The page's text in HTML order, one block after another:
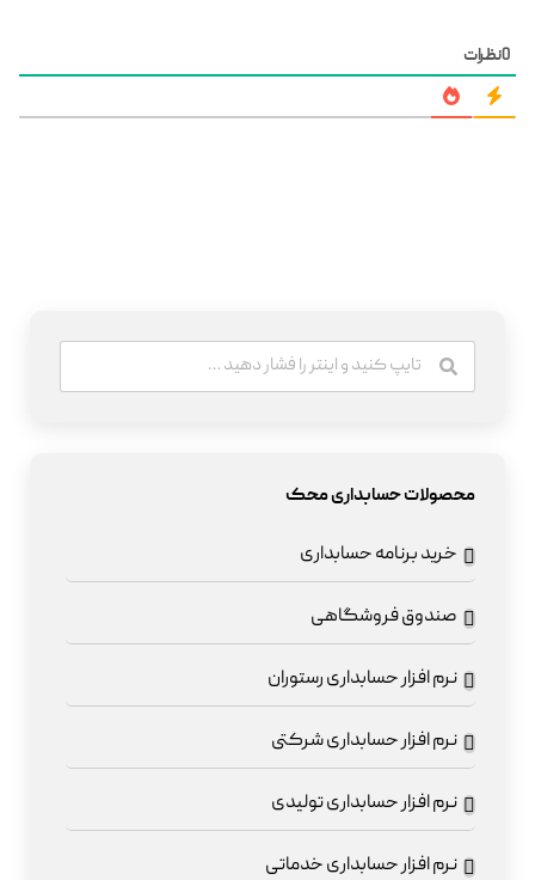
0نظرات
محصولات حسابداری محک
خرید برنامه حسابداری
صندوق فروشگاهی
نرم افزار حسابداری رستوران
نرم افزار حسابداری شرکتی
نرم افزار حسابداری تولیدی
نرم افزار حسابداری خدماتی